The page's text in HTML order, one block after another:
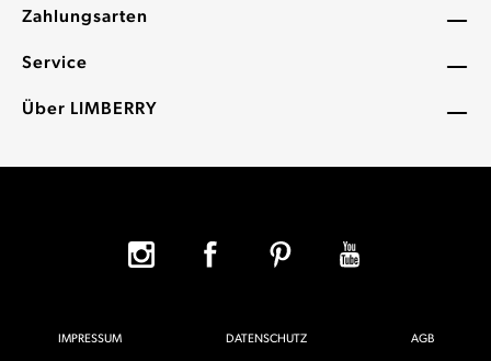
Zahlungsarten
Service
Über LIMBERRY
IMPRESSUM DATENSCHUTZ AGB